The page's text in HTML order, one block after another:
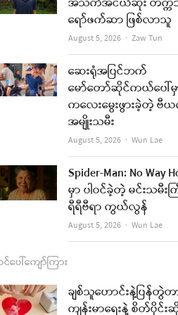
k
a
m
b
e
ရော်ဖက်ဆာ ဖြစ်လာသူ
August 5, 2026 Author
Zaw Tun
ဆေးရုံအပြင်ဘက်
မော်တော်ဆိုင်ကယ်ပေါ်
ကလေးမွေးဖွားခဲ့တဲ့ ဗီ
အမျိုးသမီး
August 5, 2026 Author
Wun Lae
Spider-Man: No Way
မှာ ပါဝင်ခဲ့တဲ့ မင်းသမီးက
ရီရီဗီရာ ကွယ်လွန်
August 5, 2026 Author
Wun Lae
ပေါ်ကျော်ကြား
ချစ်သူဟောင်းနဲ့ပြန်တွဲ
ကျန်းမာရေးနဲ့ စိတ်ပိုင်း